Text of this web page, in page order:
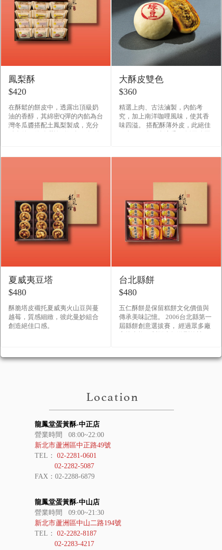
鳳梨酥
$420
在酥鬆的餅皮中，透露出頂級奶
油的香醇，其綿密Q彈的內餡為台
灣冬瓜醬搭配土鳳梨製成，充分
大酥皮雙色
$360
精選上肉、古法滷製，內餡考
究，加上南洋咖哩風味，使其香
味四溢。 搭配酥薄外皮，此絕佳
夏威夷豆塔
$480
酥脆塔皮襯托夏威夷火山豆與蔓
越莓，質感細緻，彼此曼妙組合
創造絕佳口感。
台北縣餅
$480
五仁酥餅是保留糕餅文化價值與
傳承美味記憶。 2006台北縣第一
屆縣餅創意選拔賽， 經過眾多廠
龍鳳堂蛋黃酥-中正店
營業時間 08:00~22:00
新北市蘆洲區中正路49號
TEL： 02-2281-0601
02-2282-5087
FAX：02-2288-6879
龍鳳堂蛋黃酥-中山店
營業時間 09:00~21:30
新北市蘆洲區中山二路194號
TEL： 02-2282-8187
02-2283-4217